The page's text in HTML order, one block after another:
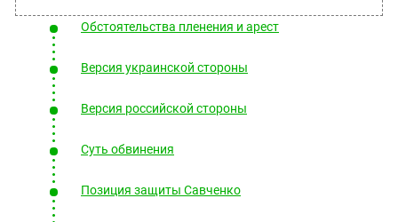
Северная Осетия - Алания
СКФО
Ставропольский край
Чечня
Южная Осетия
Южный Кавказ
ЮФО
Обстоятельства пленения и арест
Версия украинской стороны
Версия российской стороны
Суть обвинения
Позиция защиты Савченко